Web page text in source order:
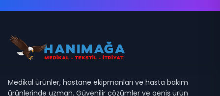
Medikal ürünler, hastane ekipmanları ve hasta bakım
ürünlerinde uzman. Güvenilir çözümler ve geniş ürün